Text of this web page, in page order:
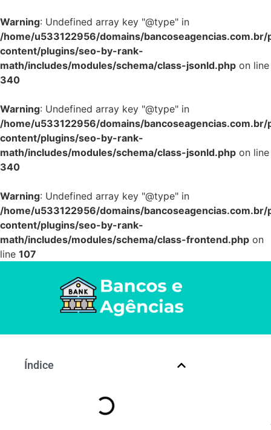
Warning: Undefined array key "@type" in
/home/u533122956/domains/
content/plugins/seo-by-rank-
math/includes/modules/schema/class-jsonld.php on line
340
Warning: Undefined array key "@type" in
/home/u533122956/domains/
content/plugins/seo-by-rank-
math/includes/modules/schema/class-jsonld.php on line
340
Warning: Undefined array key "@type" in
/home/u533122956/domains/
content/plugins/seo-by-rank-
math/includes/modules/schema/class-frontend.php on
line 107
Índice